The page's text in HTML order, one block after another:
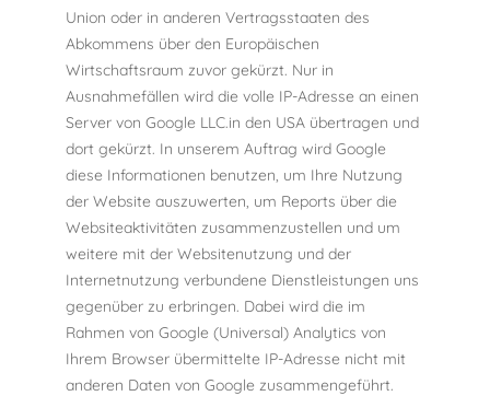
Union oder in anderen Vertragsstaaten des
Abkommens über den Europäischen
Wirtschaftsraum zuvor gekürzt. Nur in
Ausnahmefällen wird die volle IP-Adresse an einen
Server von Google LLC.in den USA übertragen und
dort gekürzt. In unserem Auftrag wird Google
diese Informationen benutzen, um Ihre Nutzung
der Website auszuwerten, um Reports über die
Websiteaktivitäten zusammenzustellen und um
weitere mit der Websitenutzung und der
Internetnutzung verbundene Dienstleistungen uns
gegenüber zu erbringen. Dabei wird die im
Rahmen von Google (Universal) Analytics von
Ihrem Browser übermittelte IP-Adresse nicht mit
anderen Daten von Google zusammengeführt.